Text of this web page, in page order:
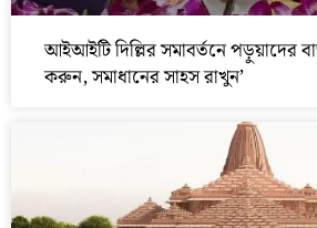
আইআইটি দিল্লির সমাবর্তনে পড়ুয়াদের
করুন, সমাধানের সাহস রাখুন’